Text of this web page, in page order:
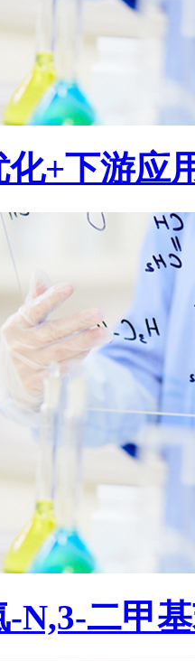
+下游应
-N,3-二甲